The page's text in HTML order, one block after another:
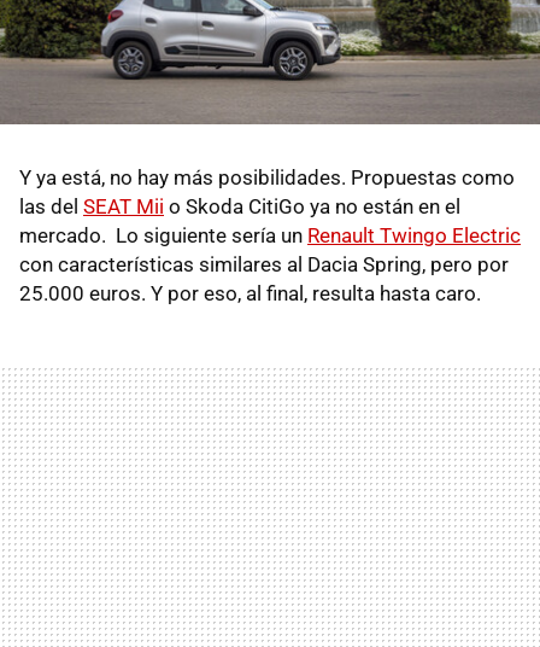
Y ya está, no hay más posibilidades. Propuestas como
las del SEAT Mii o Skoda CitiGo ya no están en el
mercado. Lo siguiente sería un Renault Twingo Electric
con características similares al Dacia Spring, pero por
25.000 euros. Y por eso, al final, resulta hasta caro.